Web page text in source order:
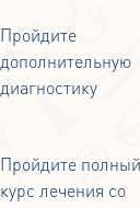
Пройдите
дополнительную
диагностику
Пройдите полный
курс лечения со